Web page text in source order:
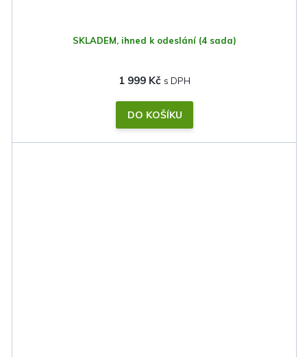
SKLADEM, ihned k odeslání (4 sada)
1 999 Kč
DO KOŠÍKU